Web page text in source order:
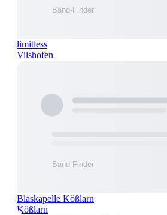
limitless
Vilshofen
Blaskapelle Kößlarn
Kößlarn